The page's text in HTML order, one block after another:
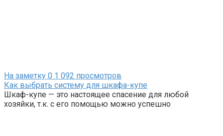
На заметку 0 1 092 просмотров
Как выбрать систему для шкафа-купе
Шкаф-купе — это настоящее спасение для любой
хозяйки, т.к. с его помощью можно успешно